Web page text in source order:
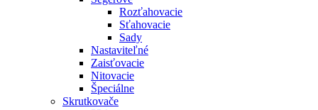
Rozťahovacie
Sťahovacie
Sady
Nastaviteľné
Zaisťovacie
Nitovacie
Špeciálne
Skrutkovače